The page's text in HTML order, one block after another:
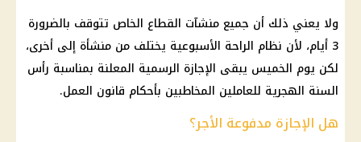
ولا يعني ذلك أن جميع منشآت القطاع الخاص تتوقف بالضرورة
3 أيام، لأن نظام الراحة الأسبوعية يختلف من منشأة إلى أخرى،
لكن يوم الخميس يبقى الإجازة الرسمية المعلنة بمناسبة رأس
السنة الهجرية للعاملين المخاطبين بأحكام قانون العمل.
هل الإجازة مدفوعة الأجر؟